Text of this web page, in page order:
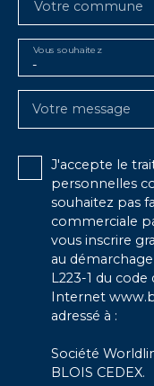
Votre commune
-
Vous souhaitez
Votre message
J'accepte le
personnelles
souhaitez pas
commerciale
vous inscrire
au
L223-1 du
Internet
adressé à :
Société
BLOIS CEDEX.